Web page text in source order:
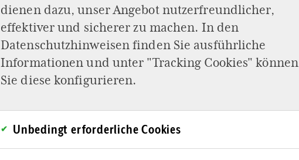
dienen dazu, unser Angebot nutzerfreundlicher,
effektiver und sicherer zu machen. In den
Datenschutzhinweisen finden Sie ausführliche
Informationen und unter "Tracking Cookies" können
Sie diese konfigurieren.
Unbedingt erforderliche Cookies